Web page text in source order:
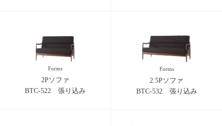
Forms
2Pソファ
BTC-522 張り込み
Forms
2.5Pソファ
BTC-532 張り込み